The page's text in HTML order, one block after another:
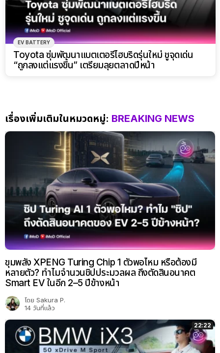
EV BATTERY
Toyota ซุ่มพัฒนาแบตเตอรี่ไฮบริดรุ่นใหม่ ชูจุดเด่น
“ถูกลงแต่แรงขึ้น” เตรียมลุยตลาดปีหน้า
เรื่องเพิ่มเติมในหมวดหมู่: BREAKING NEWS
ขุมพลัง XPENG Turing Chip 1 ตัวพอไหม หรือต้องมี
หลายตัว? ทำไมจำนวนชิปประมวลผล ถึงตัดสินอนาคต
Smart EV ในอีก 2–5 ปีข้างหน้า
โดย Sakura P.
14 วันที่แล้ว
22:22